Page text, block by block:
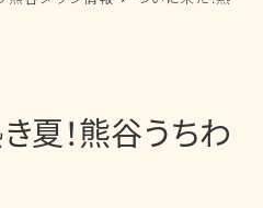
夏！熊谷うちわ